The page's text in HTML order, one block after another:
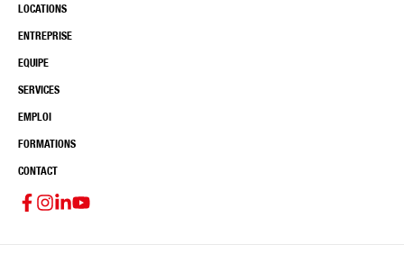
LOCATIONS
ENTREPRISE
EQUIPE
SERVICES
EMPLOI
FORMATIONS
CONTACT